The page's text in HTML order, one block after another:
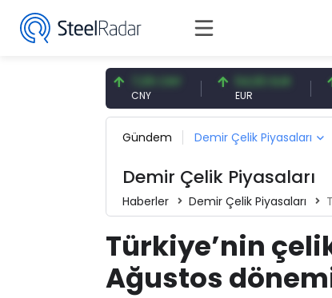
7,09 CNY 54,93 EUR
Gündem Demir Çelik Piyasaları
Demir Çelik Piyasaları
Haberler Demir Çelik Piyasaları
Türkiye’nin
Ağustos